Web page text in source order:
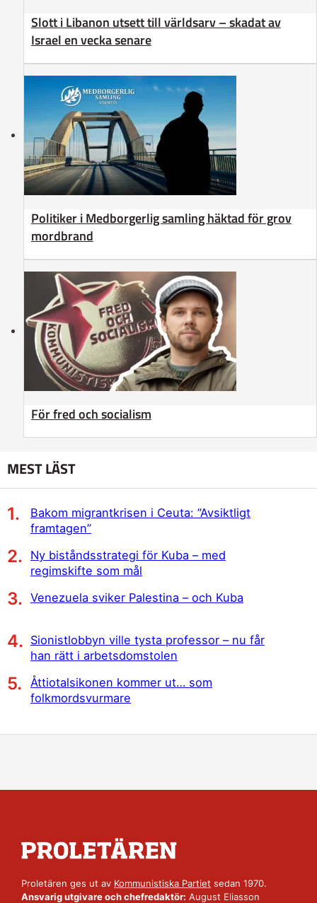
Slott i Libanon utsett till världsarv – skadat av
Israel en vecka senare
Politiker i Medborgerlig samling häktad för grov
mordbrand
För fred och socialism
MEST LÄST
Bakom migrantkrisen i Ceuta: ”Avsiktligt
framtagen”
Ny biståndsstrategi för Kuba – med
regimskifte som mål
Venezuela sviker Palestina – och Kuba
Sionistlobbyn ville tysta professor – nu får
han rätt i arbetsdomstolen
Åttiotalsikonen kommer ut… som
folkmordsvurmare
Proletären ges ut av Kommunistiska Partiet sedan 1970.
Ansvarig utgivare och chefredaktör: August Eliasson